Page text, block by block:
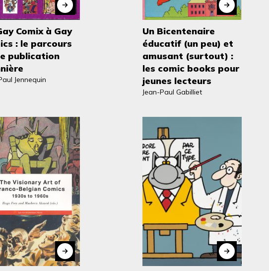
Comix à Gay
: le parcours
publication
Jennequin
Un Bicentenaire
éducatif (un peu) et
amusant (surtout) :
les comic books pour
jeunes lecteurs
Jean-Paul Gabilliet